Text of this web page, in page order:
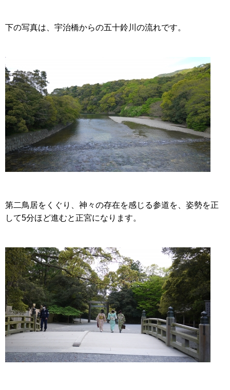
下の写真は、宇治橋からの五十鈴川の流れです。
第二鳥居をくぐり、神々の存在を感じる参道を、姿勢を正
して5分ほど進むと正宮になります。